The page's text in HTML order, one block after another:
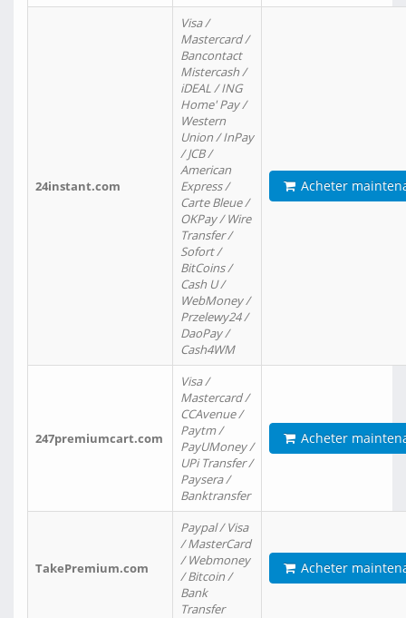
24instant.com
Visa /
Mastercard /
Bancontact
Mistercash /
iDEAL / ING
Home' Pay /
Western
Union / InPay
/ JCB /
American
Express /
Carte Bleue /
OKPay / Wire
Transfer /
Sofort /
BitCoins /
Cash U /
WebMoney /
Przelewy24 /
DaoPay /
Cash4WM
Acheter
247premiumcart.com
Visa /
Mastercard /
CCAvenue /
Paytm /
PayUMoney /
UPi Transfer /
Paysera /
Banktransfer
Acheter
TakePremium.com
Paypal / Visa
/ MasterCard
/ Webmoney
/ Bitcoin /
Bank
Transfer
Acheter